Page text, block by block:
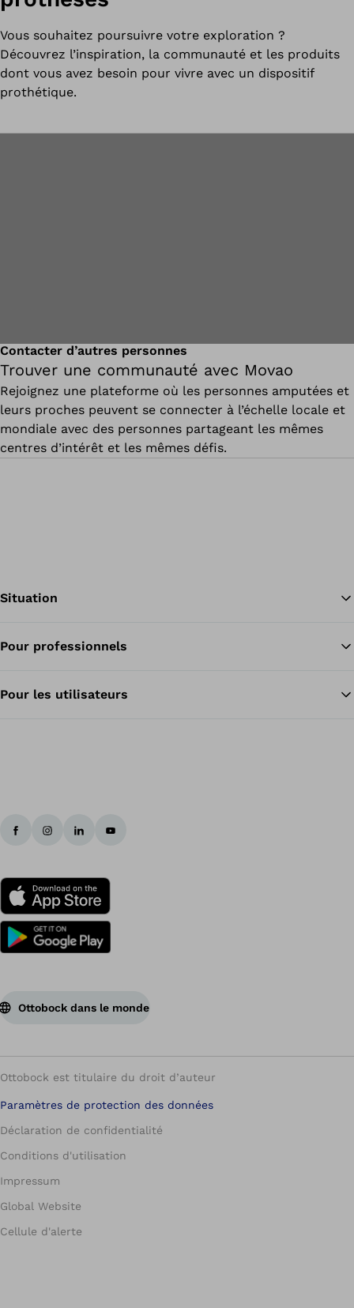
Vous souhaitez poursuivre votre exploration ?
Découvrez l’inspiration, la communauté et les produits
dont vous avez besoin pour vivre avec un dispositif
prothétique.
Contacter d’autres personnes
Trouver une communauté avec Movao
Rejoignez une plateforme où les personnes amputées et
leurs proches peuvent se connecter à l’échelle locale et
mondiale avec des personnes partageant les mêmes
centres d’intérêt et les mêmes défis.
Situation
Pour professionnels
Pour les utilisateurs
Ottobock dans le monde
Ottobock est titulaire du droit d’auteur
Paramètres de protection des données
Déclaration de confidentialité
Conditions d'utilisation
Impressum
Global Website
Cellule d'alerte